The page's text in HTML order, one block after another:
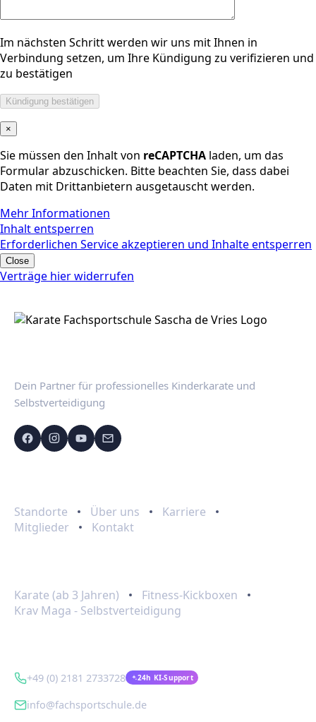
Im nächsten Schritt werden wir uns mit Ihnen in
Verbindung setzen, um Ihre Kündigung zu verifizieren und
zu bestätigen
×
Sie müssen den Inhalt von reCAPTCHA laden, um das
Formular abzuschicken. Bitte beachten Sie, dass dabei
Daten mit Drittanbietern ausgetauscht werden.
Mehr Informationen
Inhalt entsperren
Erforderlichen Service akzeptieren und Inhalte entsperren
Close
Verträge hier widerrufen
Dein Partner für professionelles Kinderkarate und
Selbstverteidigung
Standorte
Über uns
Karriere
Mitglieder
Kontakt
Karate (ab 3 Jahren)
Fitness-Kickboxen
Krav Maga - Selbstverteidigung
+49 (0) 2181 2733728 24h KI-Support
info@fachsportschule.de